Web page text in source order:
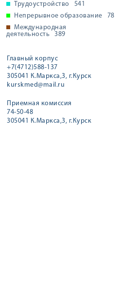
Трудоустройство
541
Непрерывное образование
78
Международная
деятельность
389
Главный корпус
+7(4712)588-137
305041 К.Маркса,3, г.Курск
kurskmed@mail.ru
Приемная комиссия
74-50-48
305041 К.Маркса,3, г.Курск